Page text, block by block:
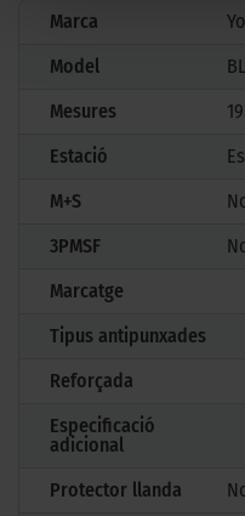
Marca
Model
Mesures
Estació
M+S
3PMSF
Marcatge
Tipus antipunxades
Reforçada
Especificació
adicional
Protector llanda